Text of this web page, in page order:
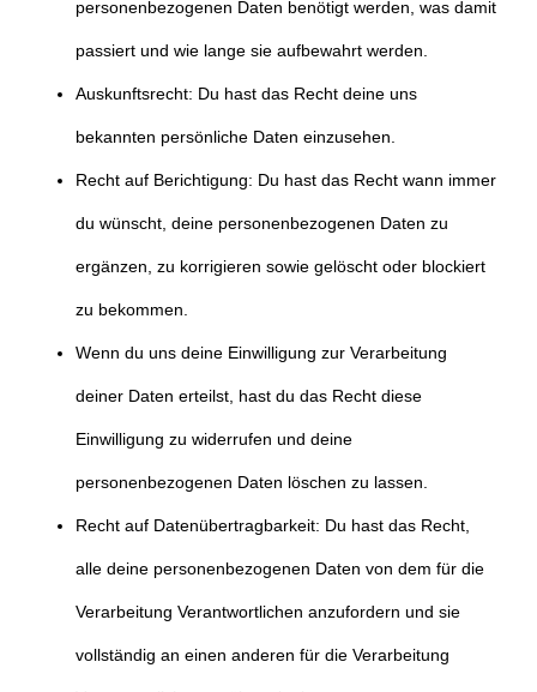
personenbezogenen Daten benötigt werden, was damit
passiert und wie lange sie aufbewahrt werden.
Auskunftsrecht: Du hast das Recht deine uns
bekannten persönliche Daten einzusehen.
Recht auf Berichtigung: Du hast das Recht wann immer
du wünscht, deine personenbezogenen Daten zu
ergänzen, zu korrigieren sowie gelöscht oder blockiert
zu bekommen.
Wenn du uns deine Einwilligung zur Verarbeitung
deiner Daten erteilst, hast du das Recht diese
Einwilligung zu widerrufen und deine
personenbezogenen Daten löschen zu lassen.
Recht auf Datenübertragbarkeit: Du hast das Recht,
alle deine personenbezogenen Daten von dem für die
Verarbeitung Verantwortlichen anzufordern und sie
vollständig an einen anderen für die Verarbeitung